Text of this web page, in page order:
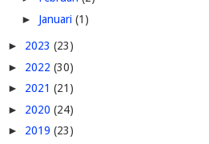
► Januari (1)
► 2023 (23)
► 2022 (30)
► 2021 (21)
► 2020 (24)
► 2019 (23)